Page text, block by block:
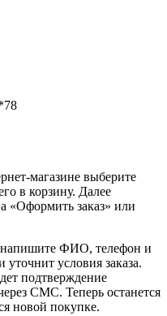
магазине выберите
в корзину. Далее
«Оформить заказ» или
напишите ФИО, телефон и
условия заказа.
подтверждение
СМС. Теперь останется
новой покупке.